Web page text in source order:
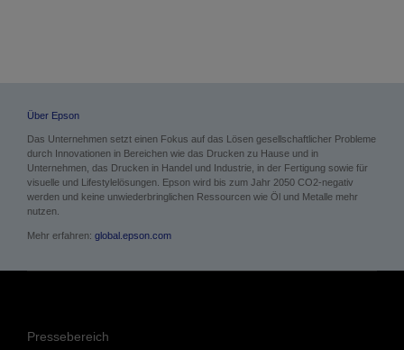
Über Epson
Das Unternehmen setzt einen Fokus auf das Lösen gesellschaftlicher Probleme
durch Innovationen in Bereichen wie das Drucken zu Hause und in
Unternehmen, das Drucken in Handel und Industrie, in der Fertigung sowie für
visuelle und Lifestylelösungen. Epson wird bis zum Jahr 2050 CO2-negativ
werden und keine unwiederbringlichen Ressourcen wie Öl und Metalle mehr
nutzen.